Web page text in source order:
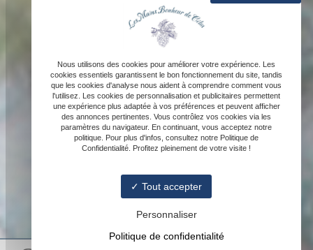
Nous utilisons des cookies pour améliorer votre expérience. Les
cookies essentiels garantissent le bon fonctionnement du site, tandis
que les cookies d'analyse nous aident à comprendre comment vous
l'utilisez. Les cookies de personnalisation et publicitaires permettent
une expérience plus adaptée à vos préférences et peuvent afficher
des annonces pertinentes. Vous contrôlez vos cookies via les
paramètres du navigateur. En continuant, vous acceptez notre
politique. Pour plus d'infos, consultez notre Politique de
Confidentialité. Profitez pleinement de votre visite !
Tout accepter
Personnaliser
Politique de confidentialité